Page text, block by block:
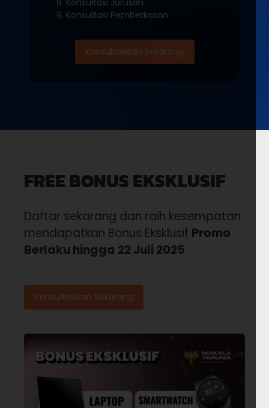
Konsultasi Pemberkasan
Konsultasikan Sekarang
FREE BONUS EKSKLUSIF
Daftar sekarang dan raih kesempatan
mendapatkan Bonus Eksklusif Promo
Berlaku hingga 22 Juli 2025
Konsultasikan Sekarang